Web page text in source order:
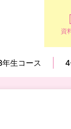
資
年生コース